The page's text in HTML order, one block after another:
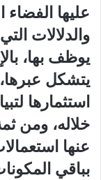
عليها
والدلالات
يوظف بها،
يتشكل عبرها،
استثمارها
خلاله، ومن
عنها
بباقي